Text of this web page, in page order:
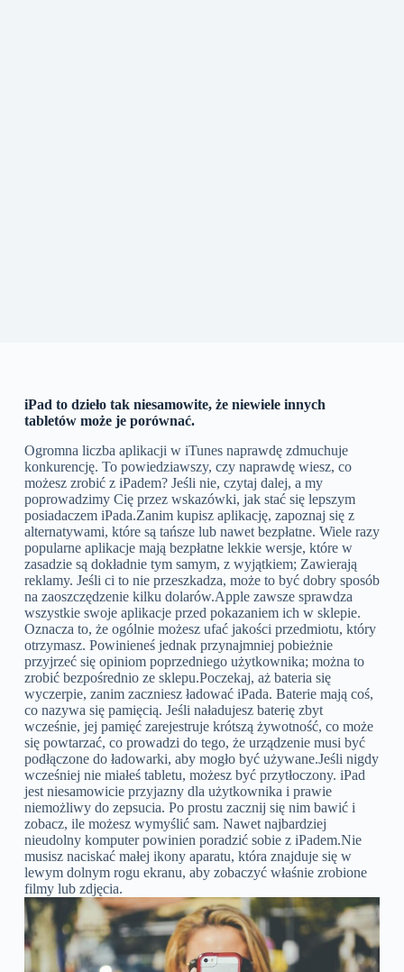
iPad to dzieło tak niesamowite, że niewiele innych
tabletów może je porównać.
Ogromna liczba aplikacji w iTunes naprawdę zdmuchuje
konkurencję. To powiedziawszy, czy naprawdę wiesz, co
możesz zrobić z iPadem? Jeśli nie, czytaj dalej, a my
poprowadzimy Cię przez wskazówki, jak stać się lepszym
posiadaczem iPada.Zanim kupisz aplikację, zapoznaj się z
alternatywami, które są tańsze lub nawet bezpłatne. Wiele razy
popularne aplikacje mają bezpłatne lekkie wersje, które w
zasadzie są dokładnie tym samym, z wyjątkiem; Zawierają
reklamy. Jeśli ci to nie przeszkadza, może to być dobry sposób
na zaoszczędzenie kilku dolarów.Apple zawsze sprawdza
wszystkie swoje aplikacje przed pokazaniem ich w sklepie.
Oznacza to, że ogólnie możesz ufać jakości przedmiotu, który
otrzymasz. Powinieneś jednak przynajmniej pobieżnie
przyjrzeć się opiniom poprzedniego użytkownika; można to
zrobić bezpośrednio ze sklepu.Poczekaj, aż bateria się
wyczerpie, zanim zaczniesz ładować iPada. Baterie mają coś,
co nazywa się pamięcią. Jeśli naładujesz baterię zbyt
wcześnie, jej pamięć zarejestruje krótszą żywotność, co może
się powtarzać, co prowadzi do tego, że urządzenie musi być
podłączone do ładowarki, aby mogło być używane.Jeśli nigdy
wcześniej nie miałeś tabletu, możesz być przytłoczony. iPad
jest niesamowicie przyjazny dla użytkownika i prawie
niemożliwy do zepsucia. Po prostu zacznij się nim bawić i
zobacz, ile możesz wymyślić sam. Nawet najbardziej
nieudolny komputer powinien poradzić sobie z iPadem.Nie
musisz naciskać małej ikony aparatu, która znajduje się w
lewym dolnym rogu ekranu, aby zobaczyć właśnie zrobione
filmy lub zdjęcia.